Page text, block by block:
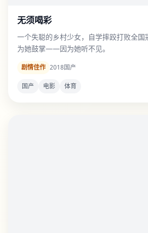
无须喝彩
一个失聪的乡村少女，自学摔跤打败全国
为她鼓掌——因为她听不见。
剧情佳作 2018国产
国产 电影 体育